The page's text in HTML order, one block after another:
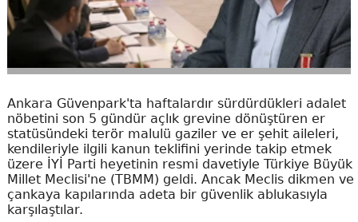
Ankara Güvenpark'ta haftalardır sürdürdükleri adalet
nöbetini son 5 gündür açlık grevine dönüştüren er
statüsündeki terör malulü gaziler ve er şehit aileleri,
kendileriyle ilgili kanun teklifini yerinde takip etmek
üzere İYİ Parti heyetinin resmi davetiyle Türkiye Büyük
Millet Meclisi'ne (TBMM) geldi. Ancak Meclis dikmen ve
çankaya kapılarında adeta bir güvenlik ablukasıyla
karşılaştılar.